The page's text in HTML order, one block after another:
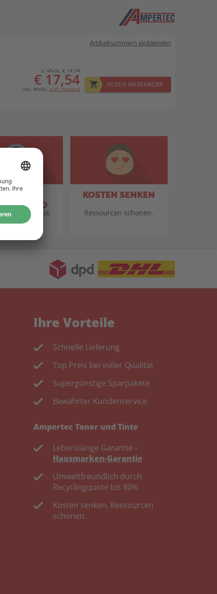
Artikelnummern einblenden
o. MwSt. € 14,74
€ 17,54
inkl. MwSt. zzgl. Versand
IN DEN WARENKORB
Qualität aus
KOSTEN SENKEN
Ressourcen schonen.
Ihre Vorteile
Schnelle Lieferung
Top Preis bei voller Qualität
Supergünstige Sparpakete
Bewährter Kundenservice
Ampertec Toner und Tinte
Lebenslange Garantie -
Hausmarken-Garantie
Umweltfreundlich durch
Recyclingquote bis 80%
Kosten senken, Ressourcen
schonen.